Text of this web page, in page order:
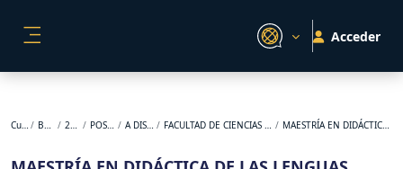
Acceder
Cursos BACKUP 2023-1 POSGRADO A DISTANCIA FACULTAD DE CIENCIAS DE LA EDUCACIÓN MAESTRÍA EN DIDÁCTICA DE LAS LENGUAS